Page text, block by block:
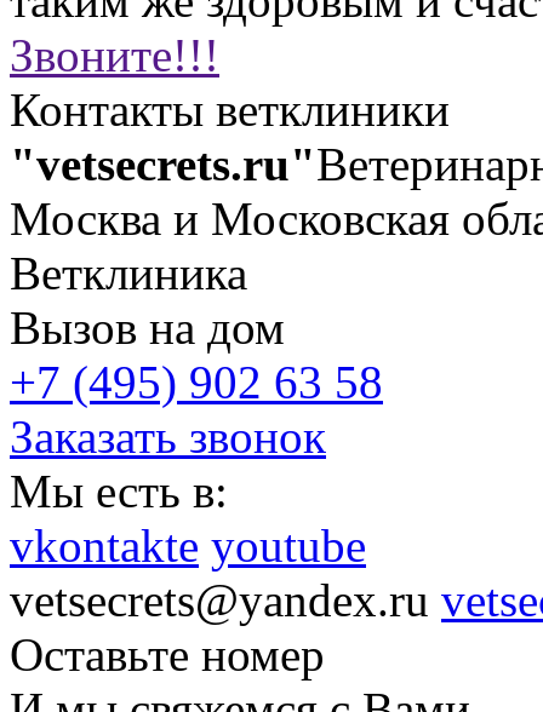
Звоните!!!
Контакты ветклиники
"vetsecrets.ru"
Москва и Московская
Ветклиника
Вызов на дом
+7 (495) 902 63 58
Заказать звонок
Мы есть в:
vkontakte youtube
vetsecrets@yandex.ru
Оставьте номер